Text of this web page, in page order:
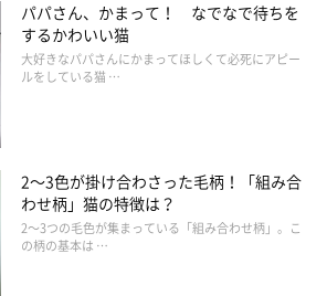
パパさん、かまって！ なでなで待ちを
するかわいい猫
大好きなパパさんにかまってほしくて必死にアピー
ルをしている猫 …
2～3色が掛け合わさった毛柄！「組み合
わせ柄」猫の特徴は？
2～3つの毛色が集まっている「組み合わせ柄」。こ
の柄の基本は …